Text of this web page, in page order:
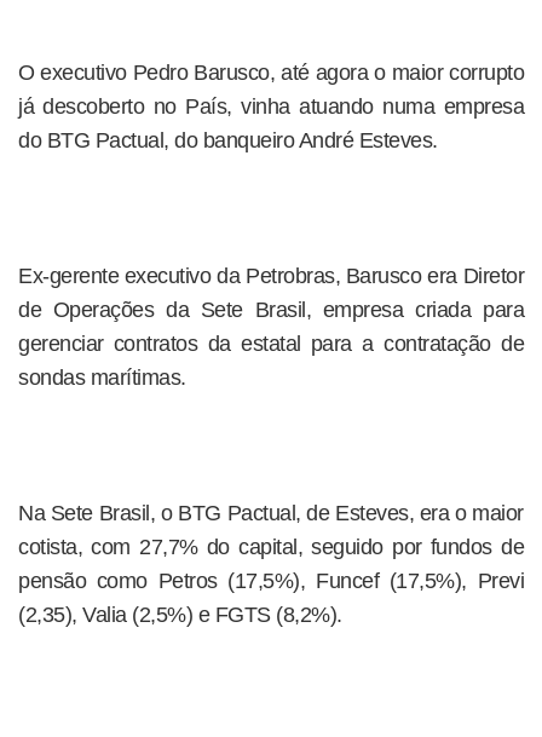
O executivo Pedro Barusco, até agora o maior corrupto
já descoberto no País, vinha atuando numa empresa
do BTG Pactual, do banqueiro André Esteves.
Ex-gerente executivo da Petrobras, Barusco era Diretor
de Operações da Sete Brasil, empresa criada para
gerenciar contratos da estatal para a contratação de
sondas marítimas.
Na Sete Brasil, o BTG Pactual, de Esteves, era o maior
cotista, com 27,7% do capital, seguido por fundos de
pensão como Petros (17,5%), Funcef (17,5%), Previ
(2,35), Valia (2,5%) e FGTS (8,2%).